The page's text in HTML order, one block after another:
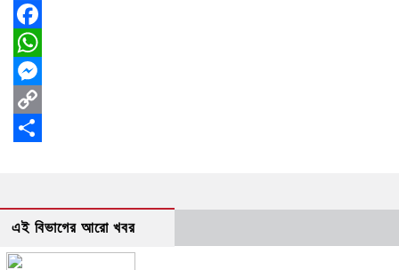
Facebook
WhatsApp
Messenger
Copy
এই বিভাগের আরো খবর